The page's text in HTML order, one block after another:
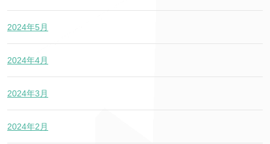
2024年5月
2024年4月
2024年3月
2024年2月